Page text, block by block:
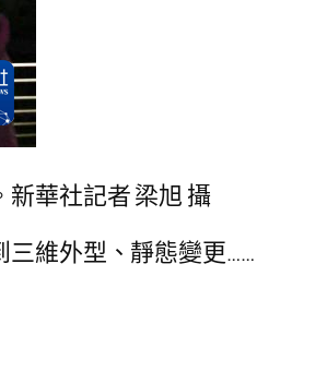
華社記者 梁旭 攝
維外型、靜態變更……